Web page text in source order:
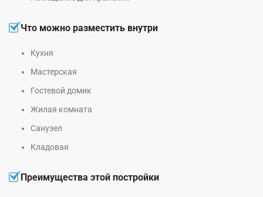
Что можно разместить внутри
Кухня
Мастерская
Гостевой домик
Жилая комната
Санузел
Кладовая
Преимущества этой постройки